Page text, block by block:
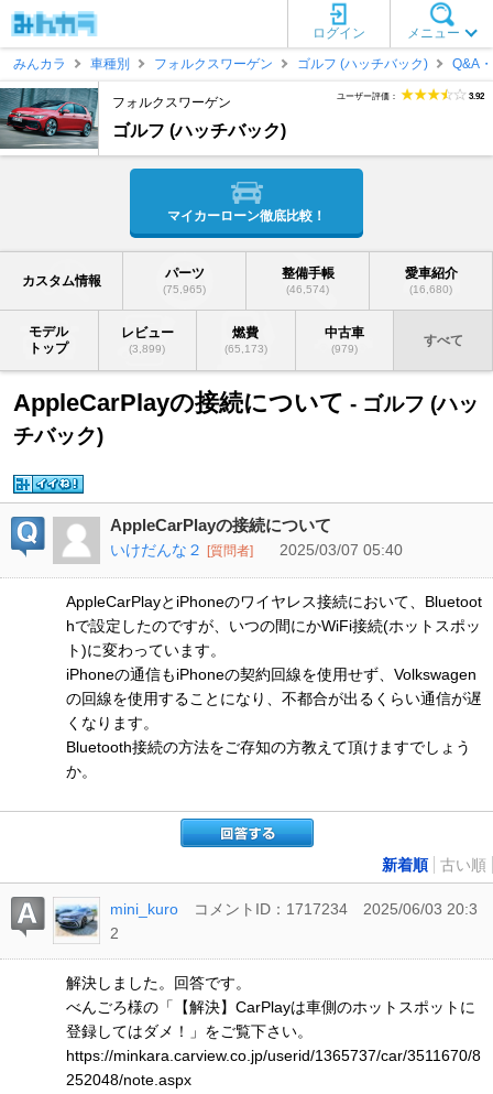
メニュー
ログイン
みんカラ
車種別 フォルクスワーゲン ゴルフ (ハッチバック) Q&A
フォルクスワーゲン
ゴルフ (ハッチバック)
ユーザー評価： 3.92
マイカーローン徹底比較！
カスタム情報 パーツ
(75,965)
整備手帳
(46,574)
愛車紹介
(16,680)
モデル
トップ
レビュー
(3,899)
燃費
(65,173)
中古車
(979)
すべて
AppleCarPlayの接続について - ゴルフ (ハッ
チバック)
AppleCarPlayの接続について
いけだんな２ [質問者] 2025/03/07 05:40
AppleCarPlayとiPhoneのワイヤレス接続において、Bluetoot
hで設定したのですが、いつの間にかWiFi接続(ホットスポッ
ト)に変わっています。
iPhoneの通信もiPhoneの契約回線を使用せず、Volkswagen
の回線を使用することになり、不都合が出るくらい通信が遅
くなります。
Bluetooth接続の方法をご存知の方教えて頂けますでしょう
か。
新着順 古い順
mini_kuro コメントID：1717234
2025/06/03 20:3
2
解決しました。回答です。
べんごろ様の「【解決】CarPlayは車側のホットスポットに
登録してはダメ！」をご覧下さい。
https://minkara.carview.co.jp/userid/1365737/car/3511670/8
252048/note.aspx